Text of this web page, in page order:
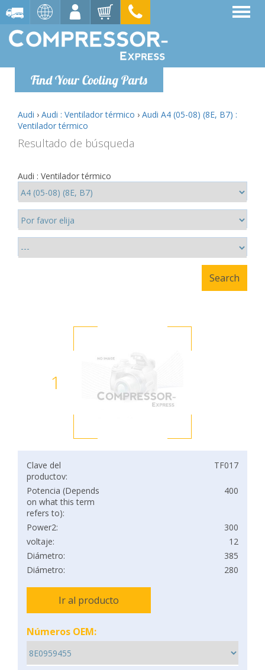
Find Your Cooling Parts
Audi › Audi : Ventilador térmico › Audi A4 (05-08) (8E, B7) :
Ventilador térmico
Resultado de búsqueda
Audi : Ventilador térmico
1
Clave del
productov:
TF017
Potencia (Depends
on what this term
refers to):
400
Power2:
300
voltaje:
12
Diámetro:
385
Diámetro:
280
Ir al producto
Números OEM: